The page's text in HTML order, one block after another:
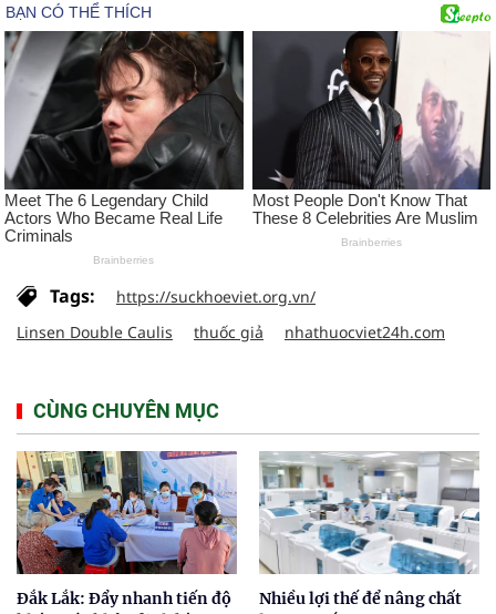
Tags:
https://suckhoeviet.org.vn/
Linsen Double Caulis
thuốc giả nhathuocviet24h.com
CÙNG CHUYÊN MỤC
Đắk Lắk: Đẩy nhanh tiến độ
Nhiều lợi thế để nâng chất